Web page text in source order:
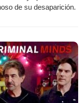
de su desaparición.